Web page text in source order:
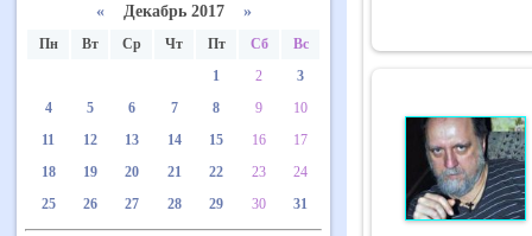
«Декабрь 2017 »
Пн Вт Ср Чт Пт Сб
Вс
1
2
3
4
5 6 7 8 9
10
11
12 13 14 15 16
17
18
19 20 21 22 23
24
25
26 27 28 29 30 31